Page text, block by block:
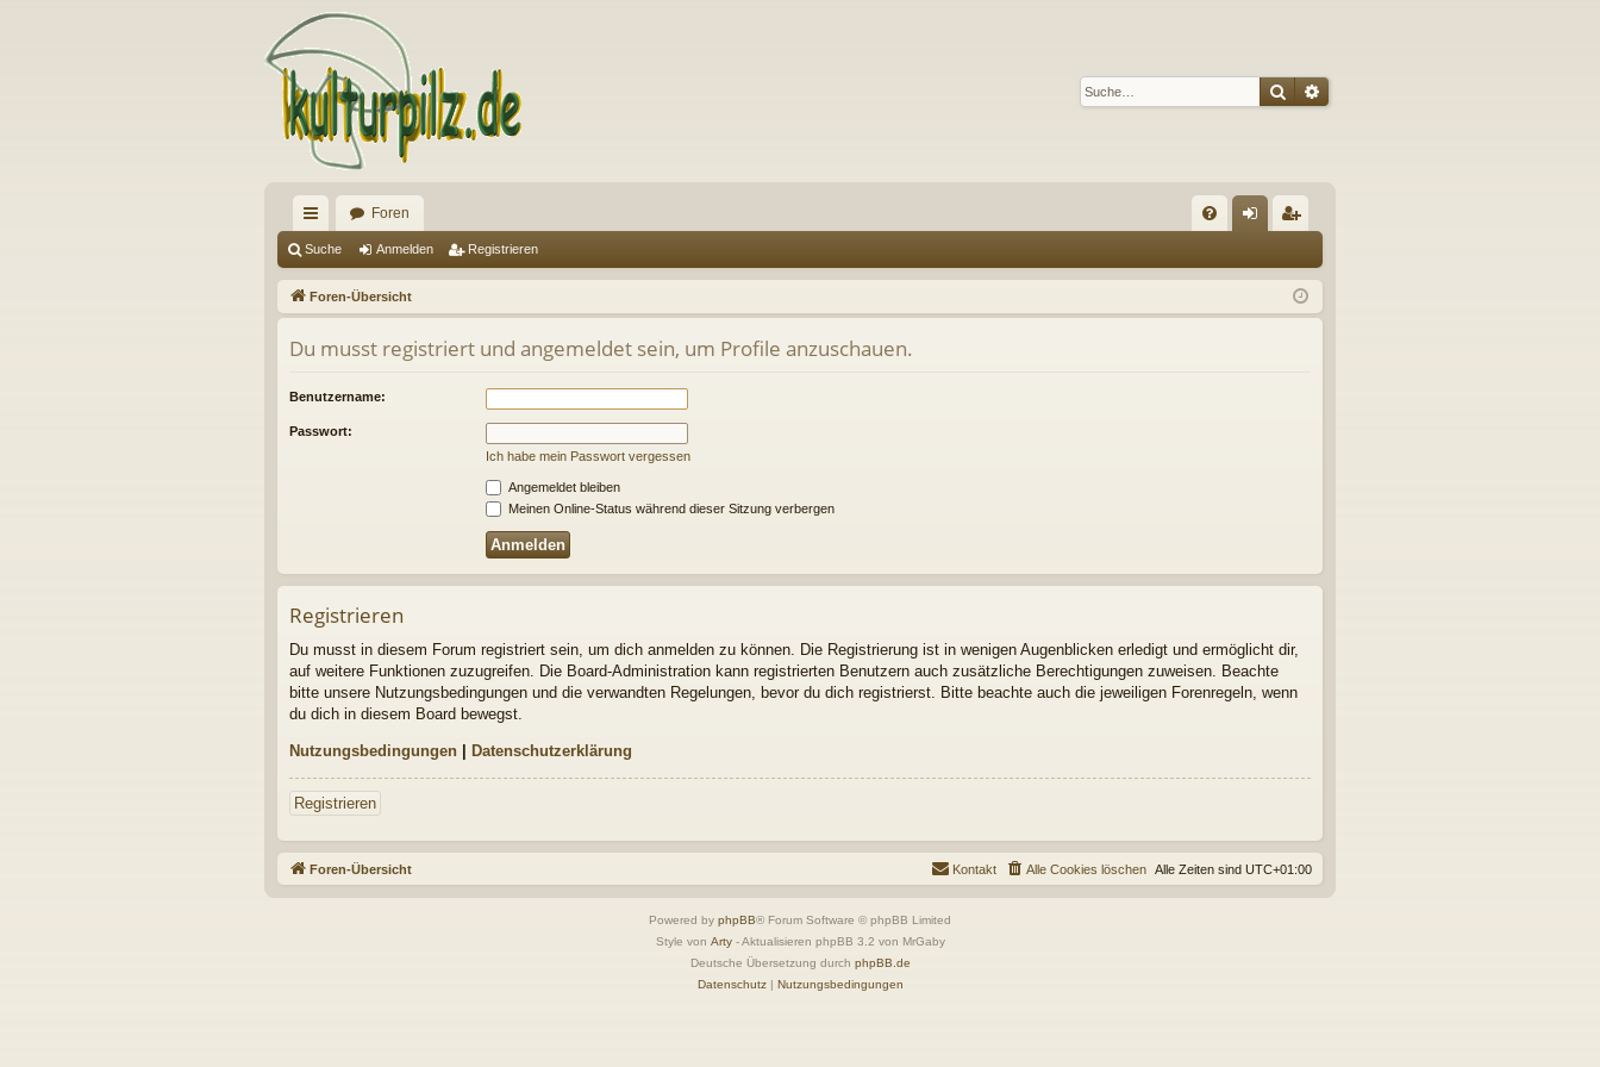
SucheErweiterte Suche
ch
ne
llz
ug
riff
Foren
Q m
el
ist
rie
Suche Anmelden Registrieren
Foren-Übersicht
Du musst registriert und angemeldet sein, um Profile anzuschauen.
Benutzername:
Passwort:
Ich habe mein Passwort vergessen
Angemeldet bleiben
Meinen Online-Status während dieser Sitzung verbergen
Registrieren
Du musst in diesem Forum registriert sein, um dich anmelden zu können. Die Registrierung ist in wenigen Augenblicken erledigt und ermöglicht dir,
auf weitere Funktionen zuzugreifen. Die Board-Administration kann registrierten Benutzern auch zusätzliche Berechtigungen zuweisen. Beachte
bitte unsere Nutzungsbedingungen und die verwandten Regelungen, bevor du dich registrierst. Bitte beachte auch die jeweiligen Forenregeln, wenn
du dich in diesem Board bewegst.
Nutzungsbedingungen | Datenschutzerklärung
Registrieren
Foren-Übersicht Alle Zeiten sind UTC+01:00
Alle Cookies löschen
Kontakt
Powered by phpBB® Forum Software © phpBB Limited
Style von Arty- Aktualisieren phpBB 3.2 von MrGaby
Deutsche Übersetzung durch phpBB.de
Datenschutz| Nutzungsbedingungen